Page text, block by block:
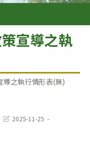
宣導之執
導之執行情形表(無)
Post2025-11-25